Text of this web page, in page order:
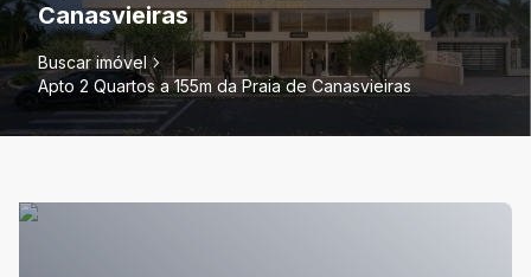
Canasvieiras
Buscar imóvel
Apto 2 Quartos a 155m da Praia de Canasvieiras